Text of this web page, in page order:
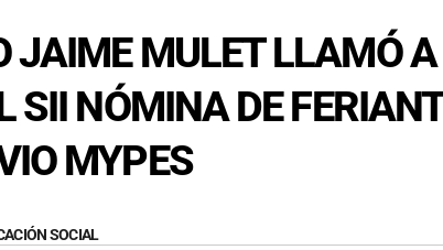
JAIME MULET LLAMÓ
SII NÓMINA DE
MYPES
SOCIAL